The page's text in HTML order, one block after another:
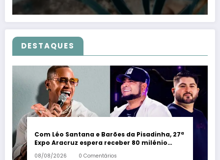
DESTAQUES
Com Léo Santana e Barões da Pisadinha, 27ª
Expo Aracruz espera receber 80 milénio
visitantes por dia – Em Dia ES
08/08/2026 0 Comentários